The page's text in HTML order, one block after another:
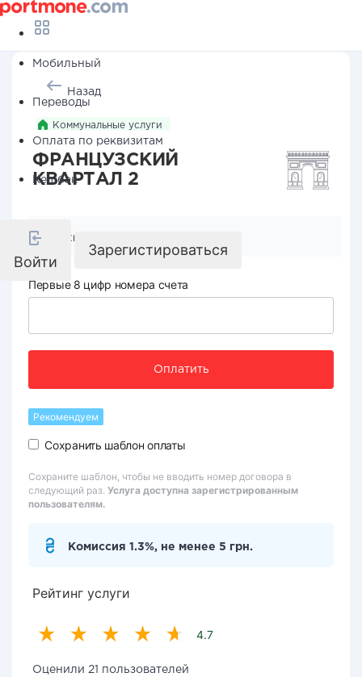
Мобильный
Переводы
Оплата по реквизитам
Кешбэк
Войти
Зарегистироваться
Назад
Коммунальные услуги
ФРАНЦУЗСКИЙ
КВАРТАЛ 2
Реквизиты компании
Первые 8 цифр номера счета
Оплатить
Рекомендуем
Сохранить шаблон оплаты
Сохраните шаблон, чтобы не вводить номер договора в
следующий раз. Услуга доступна зарегистрированным
пользователям.
Комиссия 1.3%, не менее 5 грн.
Рейтинг услуги
4.7
Оценили 21 пользователей